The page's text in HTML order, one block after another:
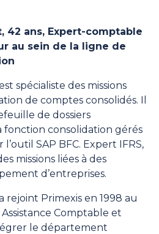
42 ans, Expert-comptable
au sein de la ligne de
spécialiste des missions
de comptes consolidés. Il
de dossiers
fonction consolidation gérés
SAP BFC. Expert IFRS,
missions liées à des
d’entreprises.
Primexis en 1998 au
Comptable et
le département